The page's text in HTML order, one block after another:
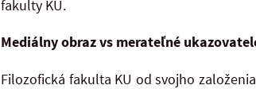
fakulty KU.
Mediálny obraz vs merateľné
Filozofická fakulta KU od svojho